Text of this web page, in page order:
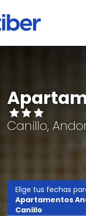
Canillo,
Elige tus fechas
Apartamentos
Canillo